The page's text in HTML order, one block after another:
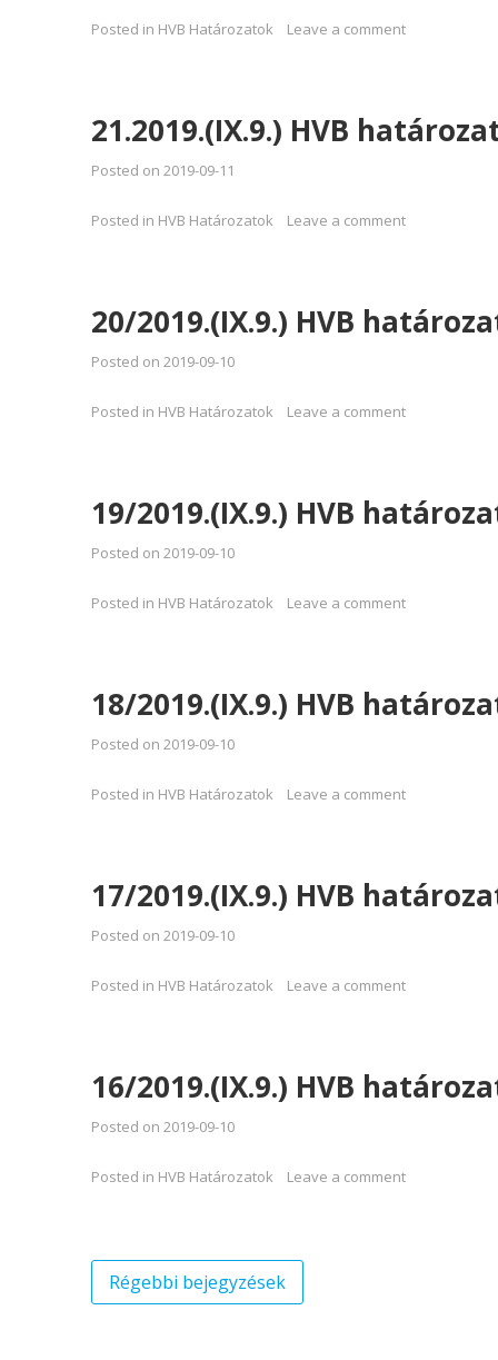
Posted in HVB Határozatok Leave a comment
21.2019.(IX.9.) HVB
Posted on 2019-09-11
Posted in HVB Határozatok Leave a comment
20/2019.(IX.9.) HVB
Posted on 2019-09-10
Posted in HVB Határozatok Leave a comment
19/2019.(IX.9.) HVB
Posted on 2019-09-10
Posted in HVB Határozatok Leave a comment
18/2019.(IX.9.) HVB
Posted on 2019-09-10
Posted in HVB Határozatok Leave a comment
17/2019.(IX.9.) HVB
Posted on 2019-09-10
Posted in HVB Határozatok Leave a comment
16/2019.(IX.9.) HVB
Posted on 2019-09-10
Posted in HVB Határozatok Leave a comment
Bejegyzés
navigáció
Régebbi bejegyzések